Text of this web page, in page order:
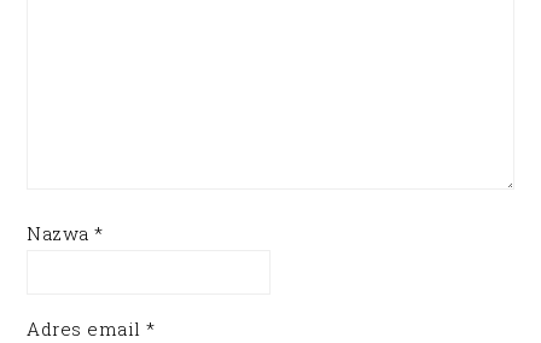
Nazwa*
Adres email*